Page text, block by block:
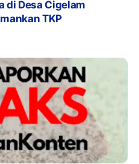
di Desa Cigelam
TKP